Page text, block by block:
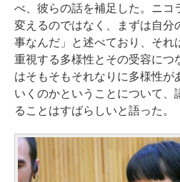
べ、彼らの話を補足した。ニコ
変えるのではなく、まずは自分
事なんだ」と述べており、それ
重視する多様性とその受容につ
はそもそもそれなりに多様性が
いくのかということについて、
ることはすばらしいと語った。